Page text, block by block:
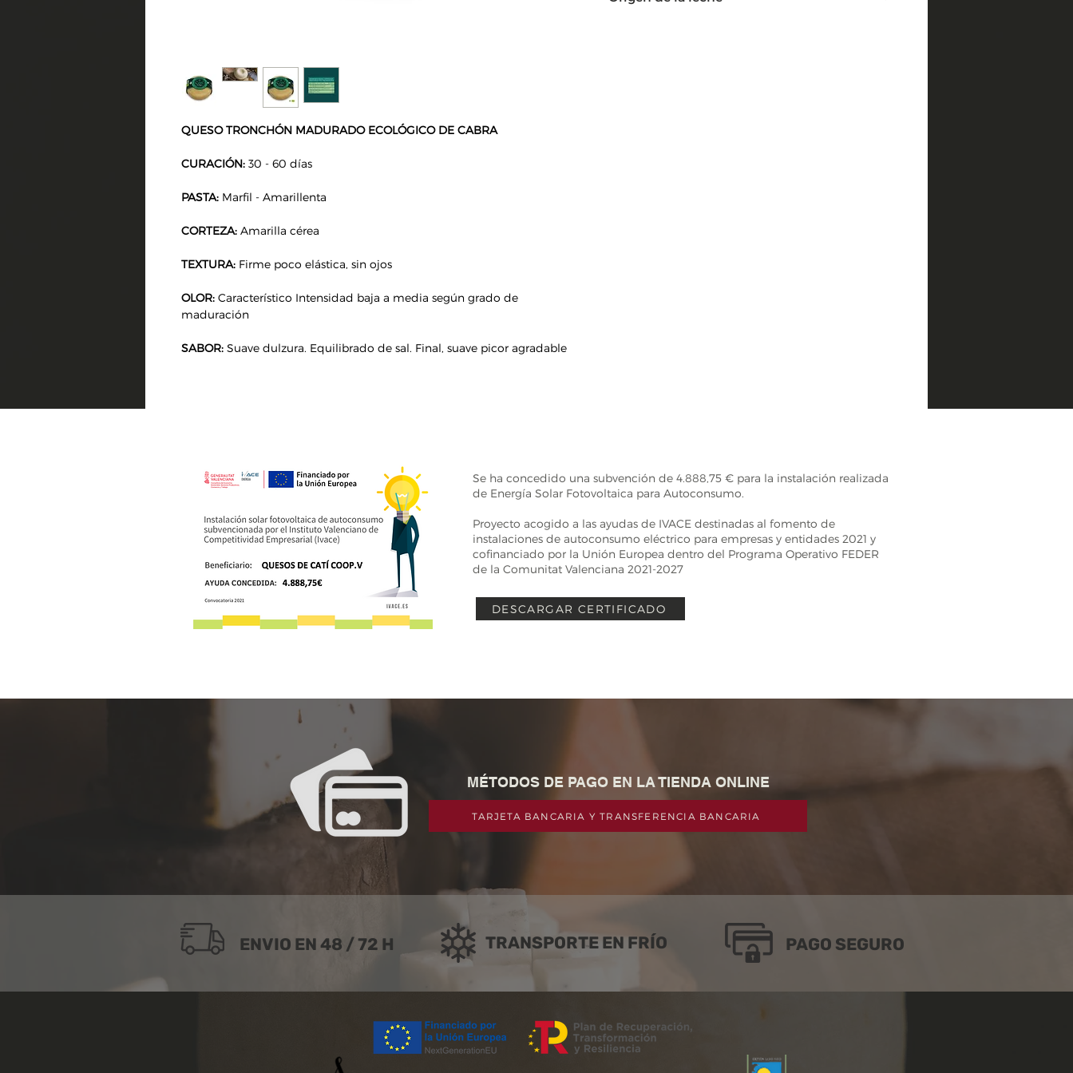
QUESO TRONCHÓN MADURADO ECOLÓGICO DE CABRA
CURACIÓN: 30 - 60 días
PASTA: Marfil - Amarillenta
CORTEZA: Amarilla cérea
TEXTURA: Firme poco elástica, sin ojos
OLOR: Característico Intensidad baja a media según grado de
maduración
SABOR: Suave dulzura. Equilibrado de sal. Final, suave picor agradable
Se ha concedido una subvención de 4.888,75 € para la instalación realizada
de Energía Solar Fotovoltaica para Autoconsumo.
Proyecto acogido a las ayudas de IVACE destinadas al fomento de
instalaciones de autoconsumo eléctrico para empresas y entidades 2021 y
cofinanciado por la Unión Europea dentro del Programa Operativo FEDER
de la Comunitat Valenciana 2021-2027
DESCARGAR CERTIFICADO
TARJETA BANCARIA Y TRANSFERENCIA BANCARIA
MÉTODOS DE PAGO EN LA TIENDA ONLINE
ENVIO EN 48 / 72 H TRANSPORTE EN FRÍO PAGO SEGURO